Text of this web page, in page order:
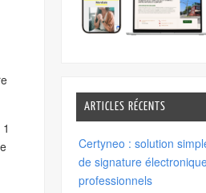
ARTICLES RÉCENTS
Certyneo : solution
de signature
professionnels